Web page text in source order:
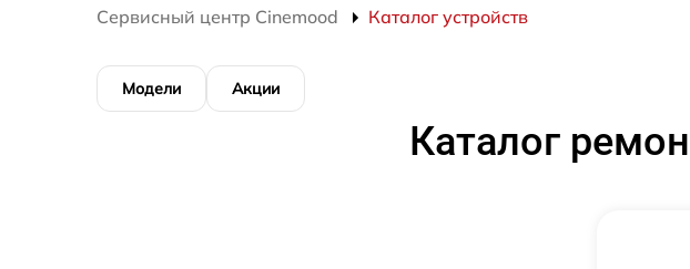
Сервисный центр Cinemood Каталог устройств
Модели Акции
Каталог